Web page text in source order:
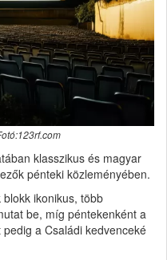
klasszikus és magyar
pénteki közleményében.
ikonikus, több
be, míg péntekenként a
a Családi kedvenceké